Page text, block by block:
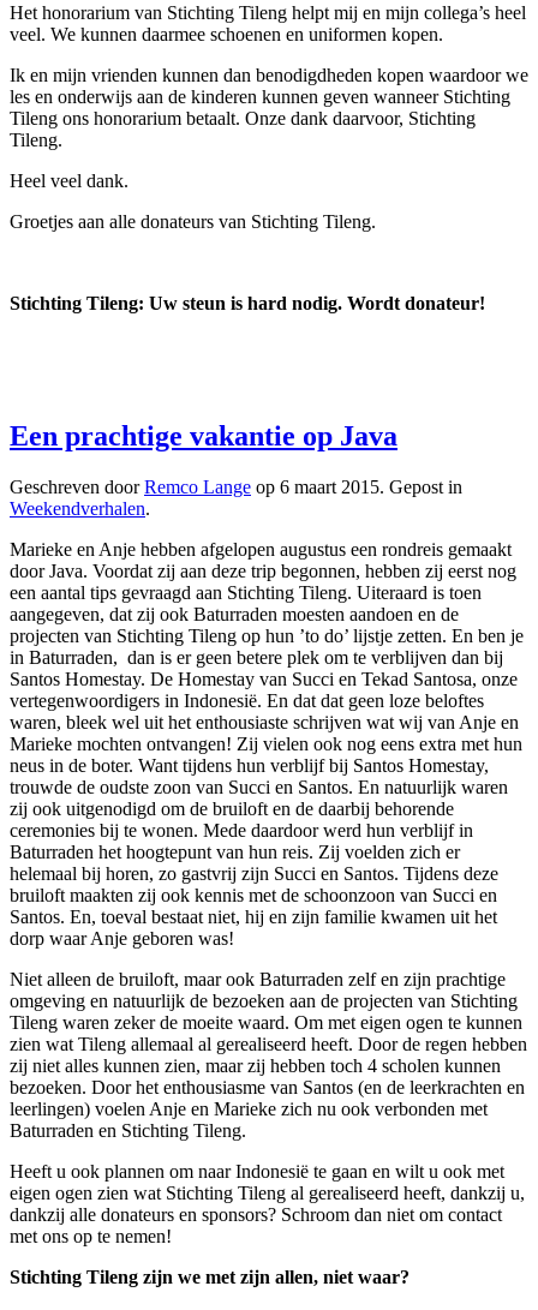
Het honorarium van Stichting Tileng helpt mij en mijn collega’s heel
veel. We kunnen daarmee schoenen en uniformen kopen.
Ik en mijn vrienden kunnen dan benodigdheden kopen waardoor we
les en onderwijs aan de kinderen kunnen geven wanneer Stichting
Tileng ons honorarium betaalt. Onze dank daarvoor, Stichting
Tileng.
Heel veel dank.
Groetjes aan alle donateurs van Stichting Tileng.
Stichting Tileng: Uw steun is hard nodig. Wordt donateur!
Een prachtige vakantie op Java
Geschreven doorRemco Lange op 6 maart 2015. Gepost in
Weekendverhalen.
Marieke en Anje hebben afgelopen augustus een rondreis gemaakt
door Java. Voordat zij aan deze trip begonnen, hebben zij eerst nog
een aantal tips gevraagd aan Stichting Tileng. Uiteraard is toen
aangegeven, dat zij ook Baturraden moesten aandoen en de
projecten van Stichting Tileng op hun ’to do’ lijstje zetten. En ben je
in Baturraden, dan is er geen betere plek om te verblijven dan bij
Santos Homestay. De Homestay van Succi en Tekad Santosa, onze
vertegenwoordigers in Indonesië. En dat dat geen loze beloftes
waren, bleek wel uit het enthousiaste schrijven wat wij van Anje en
Marieke mochten ontvangen! Zij vielen ook nog eens extra met hun
neus in de boter. Want tijdens hun verblijf bij Santos Homestay,
trouwde de oudste zoon van Succi en Santos. En natuurlijk waren
zij ook uitgenodigd om de bruiloft en de daarbij behorende
ceremonies bij te wonen. Mede daardoor werd hun verblijf in
Baturraden het hoogtepunt van hun reis. Zij voelden zich er
helemaal bij horen, zo gastvrij zijn Succi en Santos. Tijdens deze
bruiloft maakten zij ook kennis met de schoonzoon van Succi en
Santos. En, toeval bestaat niet, hij en zijn familie kwamen uit het
dorp waar Anje geboren was!
Niet alleen de bruiloft, maar ook Baturraden zelf en zijn prachtige
omgeving en natuurlijk de bezoeken aan de projecten van Stichting
Tileng waren zeker de moeite waard. Om met eigen ogen te kunnen
zien wat Tileng allemaal al gerealiseerd heeft. Door de regen hebben
zij niet alles kunnen zien, maar zij hebben toch 4 scholen kunnen
bezoeken. Door het enthousiasme van Santos (en de leerkrachten en
leerlingen) voelen Anje en Marieke zich nu ook verbonden met
Baturraden en Stichting Tileng.
Heeft u ook plannen om naar Indonesië te gaan en wilt u ook met
eigen ogen zien wat Stichting Tileng al gerealiseerd heeft, dankzij u,
dankzij alle donateurs en sponsors? Schroom dan niet om contact
met ons op te nemen!
Stichting Tileng zijn we met zijn allen, niet waar?